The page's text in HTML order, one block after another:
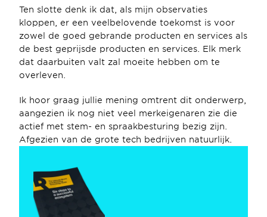
Ten slotte denk ik dat, als mijn observaties
kloppen, er een veelbelovende toekomst is voor
zowel de goed gebrande producten en services als
de best geprijsde producten en services. Elk merk
dat daarbuiten valt zal moeite hebben om te
overleven.
Ik hoor graag jullie mening omtrent dit onderwerp,
aangezien ik nog niet veel merkeigenaren zie die
actief met stem- en spraakbesturing bezig zijn.
Afgezien van de grote tech bedrijven natuurlijk.